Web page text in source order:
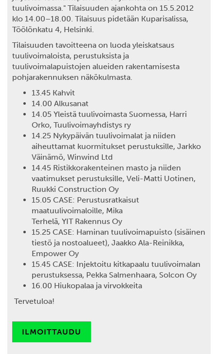
tuulivoimassa." Tilaisuuden ajankohta on 15.5.2012
klo 14.00–18.00. Tilaisuus pidetään Kuparisalissa,
Töölönkatu 4, Helsinki.
Tilaisuuden tavoitteena on luoda yleiskatsaus
tuulivoimaloista, perustuksista ja
tuulivoimalapuistojen alueiden rakentamisesta
pohjarakennuksen näkökulmasta.
13.45 Kahvit
14.00 Alkusanat
14.05 Yleistä tuulivoimasta Suomessa, Harri
Orko, Tuulivoimayhdistys ry
14.25 Nykypäivän tuulivoimalat ja niiden
aiheuttamat kuormitukset perustuksille, Jarkko
Väinämö, Winwind Ltd
14.45 Ristikkorakenteinen masto ja niiden
vaatimukset perustuksille, Veli-Matti Uotinen,
Ruukki Construction Oy
15.05 CASE: Perustusratkaisut
maatuulivoimaloille, Mika
Terhelä, YIT Rakennus Oy
15.25 CASE: Haminan tuulivoimapuisto (sisäinen
tiestö ja nostoalueet), Jaakko Ala-Reinikka,
Empower Oy
15.45 CASE: Injektoitu kitkapaalu tuulivoimalan
perustuksessa, Pekka Salmenhaara, Solcon Oy
16.00 Hiukopalaa ja virvokkeita
Tervetuloa!
ILMOITTAUDU